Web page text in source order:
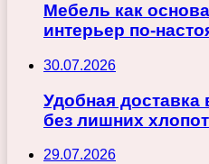
Мебель как
интерьер по-
30.07.2026
Удобная
без лишних хлопот
29.07.2026